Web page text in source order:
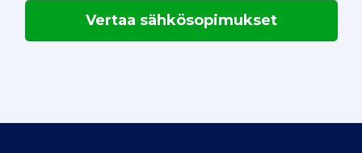
Vertaa sähkösopimukset